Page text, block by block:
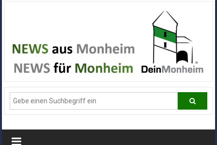
Alle
News
aus
Deiner
Stadt
Monheim